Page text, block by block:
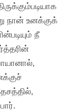
நான் உனக்குக்
நீ